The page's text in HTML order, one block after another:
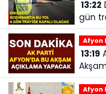
13:22
gün
Afyon
13:19
Afyon